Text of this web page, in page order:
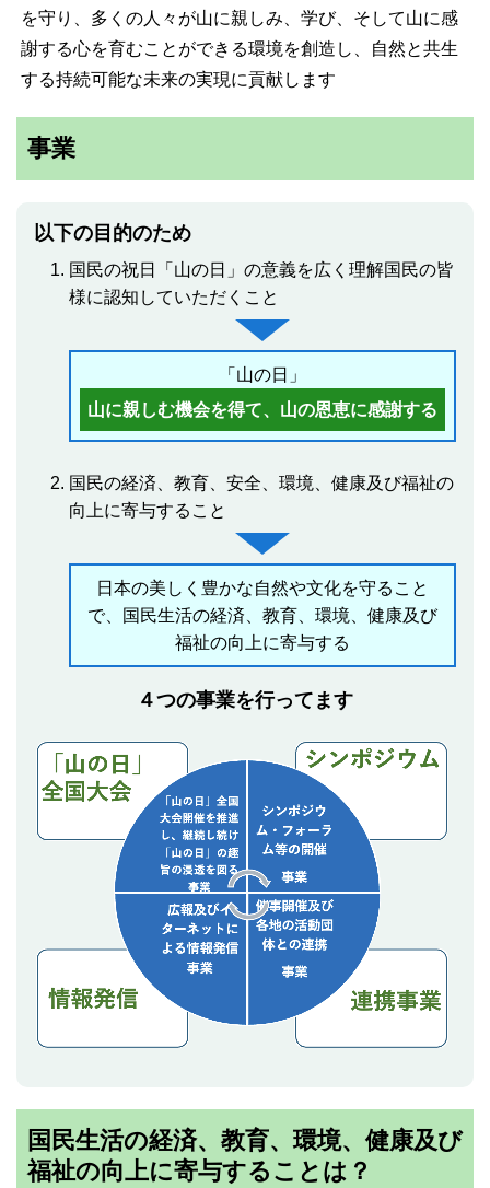
を守り、多くの人々が山に親しみ、学び、そして山に感
謝する心を育むことができる環境を創造し、自然と共生
する持続可能な未来の実現に貢献します
事業
以下の目的のため
国民の祝日「山の日」の意義を広く理解国民の皆
様に認知していただくこと
「山の日」
山に親しむ機会を得て、山の恩恵に感謝する
国民の経済、教育、安全、環境、健康及び福祉の
向上に寄与すること
日本の美しく豊かな自然や文化を守ること
で、国民生活の経済、教育、環境、健康及び
福祉の向上に寄与する
４つの事業を行ってます
国民生活の経済、教育、環境、健康及び
福祉の向上に寄与することは？